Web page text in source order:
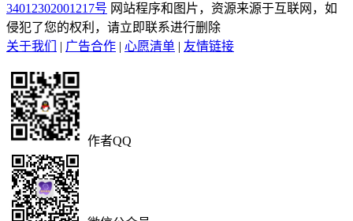
34012302001217号 网站程序和图片，资源来源于互联网，如
侵犯了您的权利，请立即联系进行删除
关于我们
| 广告合作 | 心愿清单 | 友情链接
作者QQ